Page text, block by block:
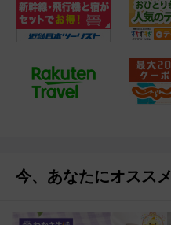
今、あなたにオススメ